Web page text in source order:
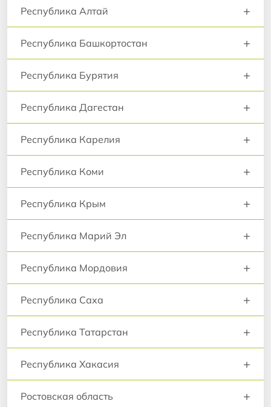
Республика Алтай +
Республика Башкортостан +
Республика Бурятия +
Республика Дагестан +
Республика Карелия +
Республика Коми +
Республика Крым +
Республика Марий Эл +
Республика Мордовия +
Республика Саха +
Республика Татарстан +
Республика Хакасия +
Ростовская область +